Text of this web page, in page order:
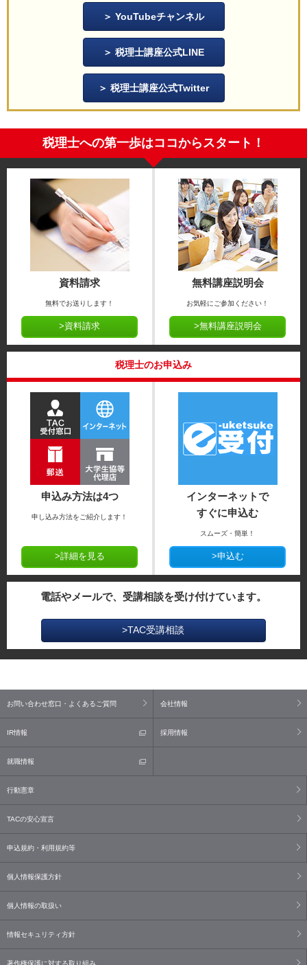
YouTubeチャンネル
税理士講座公式LINE
税理士講座公式Twitter
税理士への第一歩はココからスタート！
資料請求
無料でお送りします！
>資料請求
無料講座説明会
お気軽にご参加ください！
>無料講座説明会
税理士のお申込み
申込み方法は4つ
申し込み方法をご紹介します！
>詳細を見る
インターネットで
すぐに申込む
スムーズ・簡単！
>申込む
電話やメールで、受講相談を受け付けています。
>TAC受講相談
お問い合わせ窓口・よくあるご質問 会社情報
IR情報 採用情報
就職情報
行動憲章
TACの安心宣言
申込規約・利用規約等
個人情報保護方針
個人情報の取扱い
情報セキュリティ方針
著作権保護に対する取り組み